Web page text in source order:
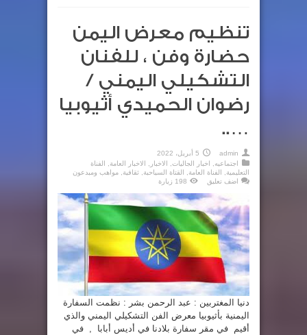
تنظيم معرض اليمن
حضارة وفن ، للفنان
التشكيلي اليمني /
رضوان الحميدي أثيوبيا
…..
admin
5 أبريل، 2022
اجتماعيه
اخبار الجاليات الاخبار الاخبار العامة
الفناة
التعليمية
الفناة العامة القتاة السياحبة ثقافية
مواهب ومبدعون
اضف تعليق
198 زيارة
دنيا المغتربين : عبد الرحمن بشر : نظمت السفارة
اليمنية بأثيوبيا معرض الفن التشكيلي اليمني والذي
أقيم في مقر سفارة بلادنا في أديس أبابا , في